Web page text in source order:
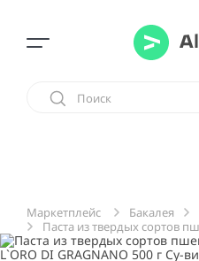
Маркетплейс Бакалея